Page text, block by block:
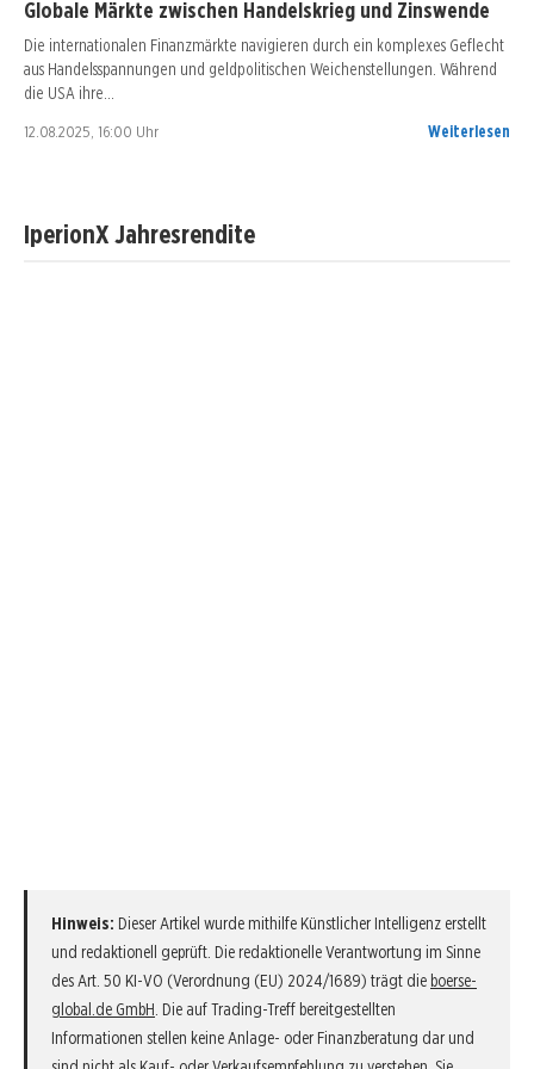
Globale Märkte zwischen Handelskrieg und Zinswende
Die internationalen Finanzmärkte navigieren durch ein komplexes Geflecht
aus Handelsspannungen und geldpolitischen Weichenstellungen. Während
die USA ihre…
12.08.2025, 16:00 Uhr Weiterlesen
IperionX Jahresrendite
Hinweis: Dieser Artikel wurde mithilfe Künstlicher Intelligenz erstellt
und redaktionell geprüft. Die redaktionelle Verantwortung im Sinne
des Art. 50 KI-VO (Verordnung (EU) 2024/1689) trägt die boerse-
global.de GmbH . Die auf Trading-Treff bereitgestellten
Informationen stellen keine Anlage- oder Finanzberatung dar und